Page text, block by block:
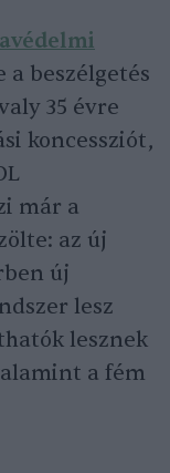
beszélgetés
35 évre
koncessziót,
már a
az új
új
lesz
lesznek
a fém